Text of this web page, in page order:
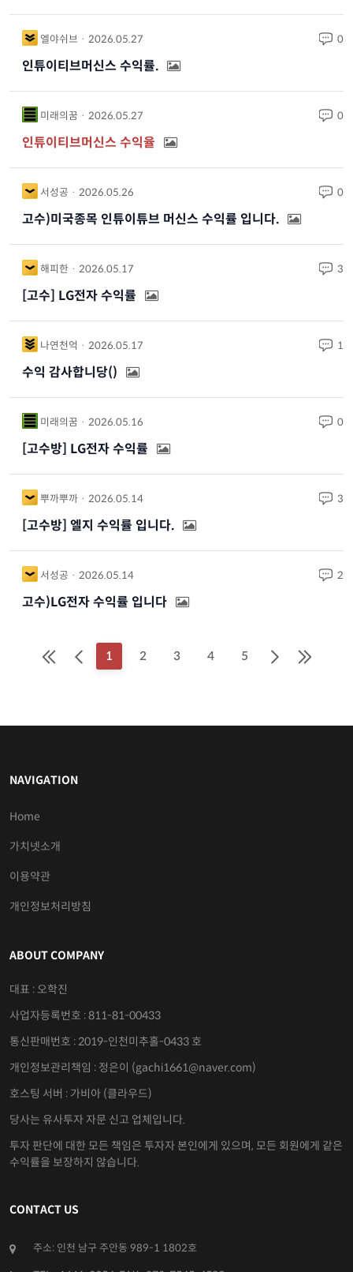
엘야쉬브 · 2026.05.27 0
인튜이티브머신스 수익률.
미래의꿈 · 2026.05.27 0
인튜이티브머신스 수익율
서성공 · 2026.05.26 0
고수)미국종목 인튜이튜브 머신스 수익률 입니다.
해피한 · 2026.05.17 3
[고수] LG전자 수익률
나연천억 · 2026.05.17 1
수익 감사합니당()
미래의꿈 · 2026.05.16 0
[고수방] LG전자 수익률
뿌까뿌까 · 2026.05.14 3
[고수방] 엘지 수익률 입니다.
서성공 · 2026.05.14 2
고수)LG전자 수익률 입니다
1 2 3 4 5
NAVIGATION
Home
가치넷소개
이용약관
개인정보처리방침
ABOUT COMPANY
대표 : 오학진
사업자등록번호 : 811-81-00433
통신판매번호 : 2019-인천미추홀-0433 호
개인정보관리책임 : 정은이 (gachi1661@naver.com)
호스팅 서버 : 가비아 (클라우드)
당사는 유사투자 자문 신고 업체입니다.
투자 판단에 대한 모든 책임은 투자자 본인에게 있으며, 모든 회원에게 같은
수익률을 보장하지 않습니다.
CONTACT US
주소: 인천 남구 주안동 989-1 1802호